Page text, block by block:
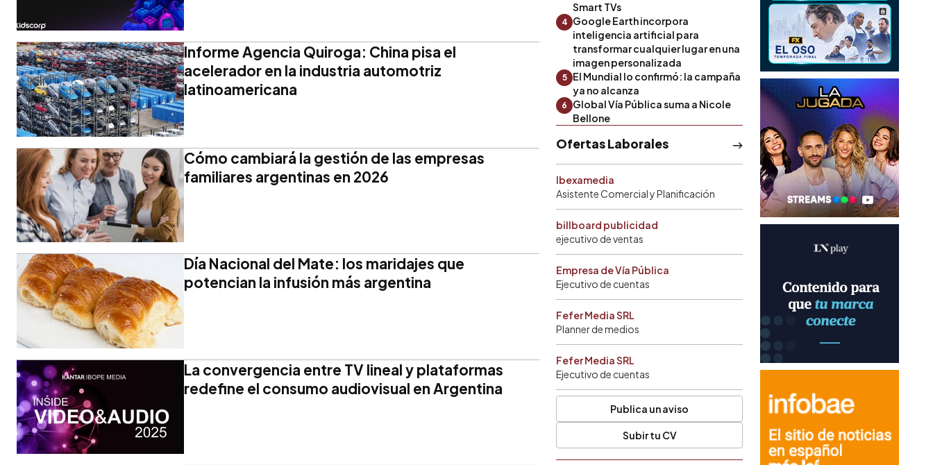
Informe Agencia Quiroga: China pisa el
acelerador en la industria automotriz
latinoamericana
Cómo cambiará la gestión de las empresas
familiares argentinas en 2026
Día Nacional del Mate: los maridajes que
potencian la infusión más argentina
La convergencia entre TV lineal y plataformas
redefine el consumo audiovisual en Argentina
Smart TVs
4 Google Earth incorpora
inteligencia artificial para
transformar cualquier lugar en una
imagen personalizada
5
El Mundial lo confirmó: la campaña
ya no alcanza
6
Global Vía Pública suma a Nicole
Bellone
Ofertas Laborales
Ibexamedia
Asistente Comercial y Planificación
billboard publicidad
ejecutivo de ventas
Empresa de Vía Pública
Ejecutivo de cuentas
Fefer Media SRL
Planner de medios
Fefer Media SRL
Ejecutivo de cuentas
Publica un aviso
Subir tu CV